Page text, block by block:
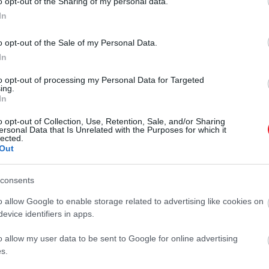
opt-out of the Sale of my Personal Data.
opt-out of processing my Personal Data for Targeted
opt-out of Collection, Use, Retention, Sale, and/or Sharing
Data that Is Unrelated with the Purposes for which it
allow Google to enable storage related to advertising like cookies on
identifiers in apps.
allow my user data to be sent to Google for online advertising
Bár eddig csak egy évad és egy
szinte azonnal kultikussá vált. A 2.
szezon karácsony második napján
vagyunk ahhoz, hogy
részből.SPOILERVESZÉLY!
4 mozzanat, amit érdemes
HAMU ÉS GYÉMÁNT